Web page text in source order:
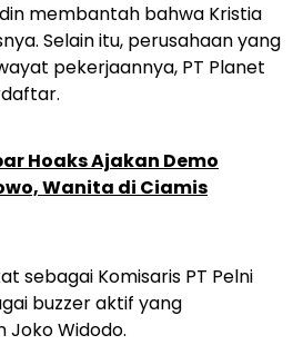
membantah bahwa Kristia
Selain itu, perusahaan yang
pekerjaannya, PT Planet
Hoaks Ajakan Demo
Wanita di Ciamis
sebagai Komisaris PT Pelni
buzzer aktif yang
Joko Widodo.